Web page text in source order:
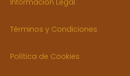
Términos y Condiciones
Política de Cookies